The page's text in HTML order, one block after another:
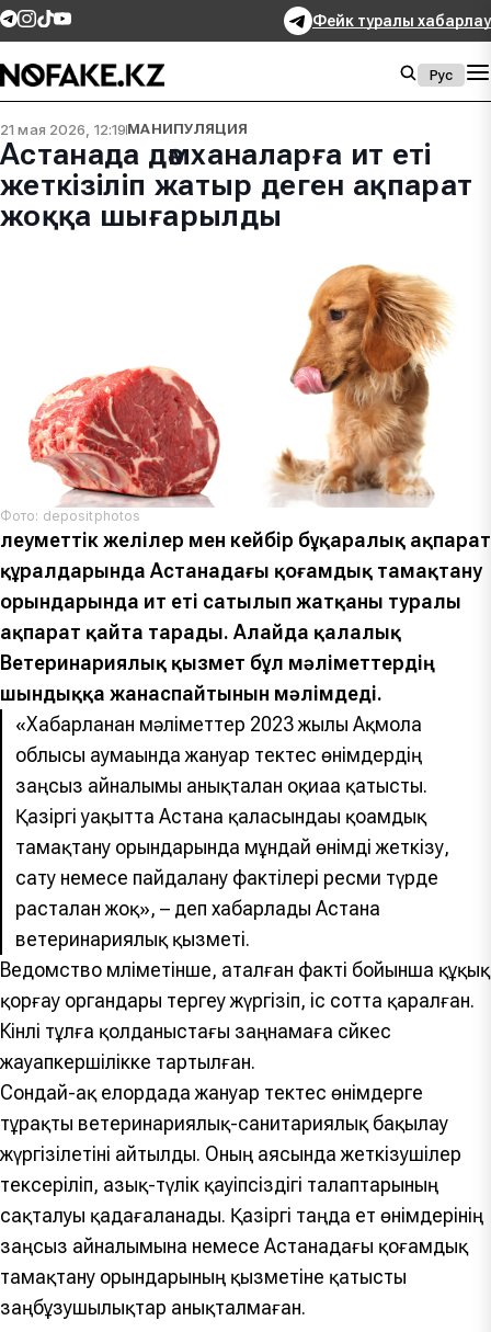
Фейк туралы хабарлау
Рус
21 мая 2026, 12:19МАНИПУЛЯЦИЯ
Астанада дәмханаларға ит еті
жеткізіліп жатыр деген ақпарат
жоққа шығарылды
Фото: depositphotos
Әлеуметтік желілер мен кейбір бұқаралық ақпарат
құралдарында Астанадағы қоғамдық тамақтану
орындарында ит еті сатылып жатқаны туралы
ақпарат қайта тарады. Алайда қалалық
Ветеринариялық қызмет бұл мәліметтердің
шындыққа жанаспайтынын мәлімдеді.
«Хабарланған мәліметтер 2023 жылы Ақмола
облысы аумағында жануар тектес өнімдердің
заңсыз айналымы анықталған оқиғаға қатысты.
Қазіргі уақытта Астана қаласындағы қоғамдық
тамақтану орындарында мұндай өнімді жеткізу,
сату немесе пайдалану фактілері ресми түрде
расталған жоқ», – деп хабарлады Астана
ветеринариялық қызметі.
Ведомство мәліметінше, аталған факті бойынша құқық
қорғау органдары тергеу жүргізіп, іс сотта қаралған.
Кінәлі тұлға қолданыстағы заңнамаға сәйкес
жауапкершілікке тартылған.
Сондай-ақ елордада жануар тектес өнімдерге
тұрақты ветеринариялық-санитариялық бақылау
жүргізілетіні айтылды. Оның аясында жеткізушілер
тексеріліп, азық-түлік қауіпсіздігі талаптарының
сақталуы қадағаланады. Қазіргі таңда ет өнімдерінің
заңсыз айналымына немесе Астанадағы қоғамдық
тамақтану орындарының қызметіне қатысты
заңбұзушылықтар анықталмаған.